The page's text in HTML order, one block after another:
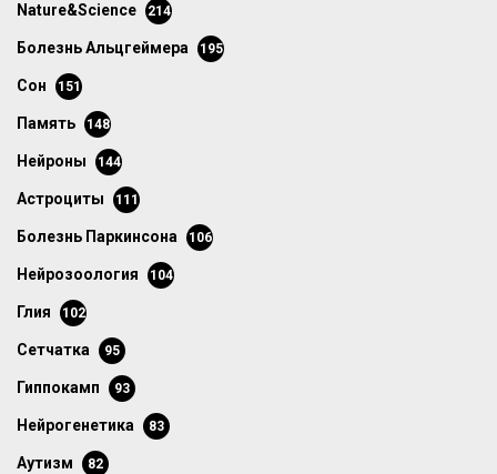
Nature&Science 214
болезнь Альцгеймера 195
сон 151
память 148
нейроны 144
астроциты 111
болезнь Паркинсона 106
нейрозоология 104
глия 102
сетчатка 95
гиппокамп 93
нейрогенетика 83
аутизм 82